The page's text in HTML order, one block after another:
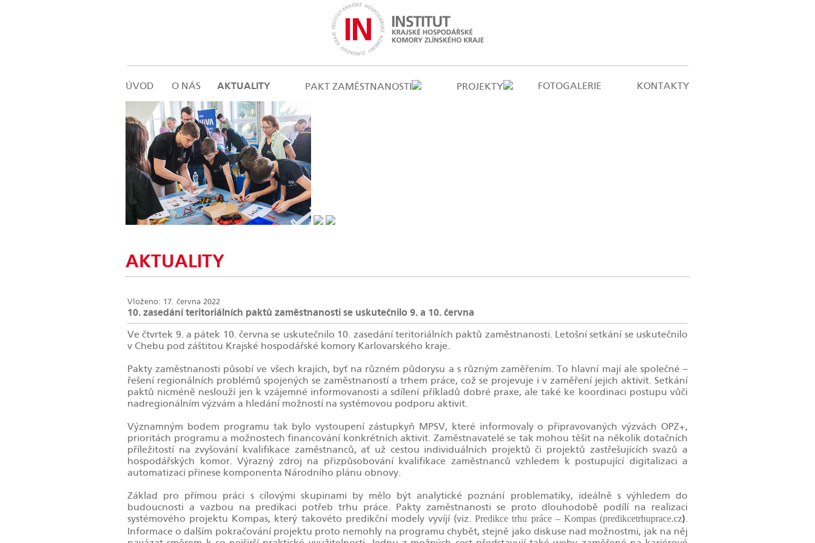
ÚVOD O NÁS AKTUALITY PAKT ZAMĚSTNANOSTI PROJEKTY FOTOGALERIE KONTAKTY
AKTUALITY
Vloženo: 17. června 2022
10. zasedání teritoriálních paktů zaměstnanosti se uskutečnilo 9. a 10. června
Ve čtvrtek 9. a pátek 10. června se uskutečnilo 10. zasedání teritoriálních paktů zaměstnanosti. Letošní setkání se uskutečnilo
v Chebu pod záštitou Krajské hospodářské komory Karlovarského kraje.
Pakty zaměstnanosti působí ve všech krajích, byť na různém půdorysu a s různým zaměřením. To hlavní mají ale společné –
řešení regionálních problémů spojených se zaměstnaností a trhem práce, což se projevuje i v zaměření jejich aktivit. Setkání
paktů nicméně neslouží jen k vzájemné informovanosti a sdílení příkladů dobré praxe, ale také ke koordinaci postupu vůči
nadregionálním výzvám a hledání možností na systémovou podporu aktivit.
Významným bodem programu tak bylo vystoupení zástupkyň MPSV, které informovaly o připravovaných výzvách OPZ+,
prioritách programu a možnostech financování konkrétních aktivit. Zaměstnavatelé se tak mohou těšit na několik dotačních
příležitostí na zvyšování kvalifikace zaměstnanců, ať už cestou individuálních projektů či projektů zastřešujících svazů a
hospodářských komor. Výrazný zdroj na přizpůsobování kvalifikace zaměstnanců vzhledem k postupující digitalizaci a
automatizaci přinese komponenta Národního plánu obnovy.
Základ pro přímou práci s cílovými skupinami by mělo být analytické poznání problematiky, ideálně s výhledem do
budoucnosti a vazbou na predikaci potřeb trhu práce. Pakty zaměstnanosti se proto dlouhodobě podílí na realizaci
systémového projektu Kompas, který takovéto predikční modely vyvíjí (viz.Predikce trhu práce – Kompas (predikcetrhuprace.cz).
Informace o dalším pokračování projektu proto nemohly na programu chybět, stejně jako diskuse nad možnostmi, jak na něj